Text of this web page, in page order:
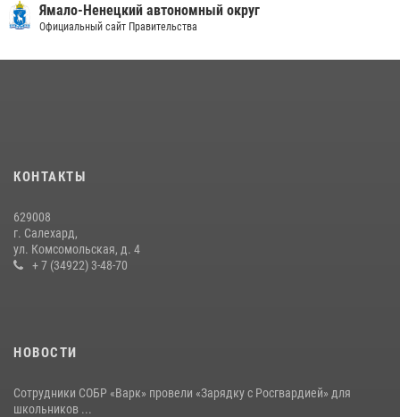
«Росгвардия. Вехи истории»: войска правопорядка на охране
стратегических объектов поверженной Германии (видео)
20 июля 2026, 09:03
Ямало-Ненецкий автономный округ
Официальный сайт Правительства
КОНТАКТЫ
629008
г. Салехард,
ул. Комсомольская, д. 4
+ 7 (34922) 3-48-70
НОВОСТИ
Сотрудники СОБР «Варк» провели «Зарядку с Росгвардией» для
школьников ...